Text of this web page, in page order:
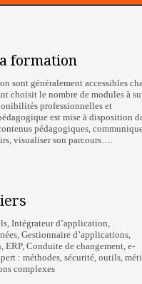
formation
sont généralement accessibles
choisit le nombre de modules à
professionnelles et
est mise à disposition
pédagogiques,
visualiser son parcours….
Intégrateur d’application,
Gestionnaire d’applications,
Conduite de changement, e-
: méthodes, sécurité, outils,
complexes